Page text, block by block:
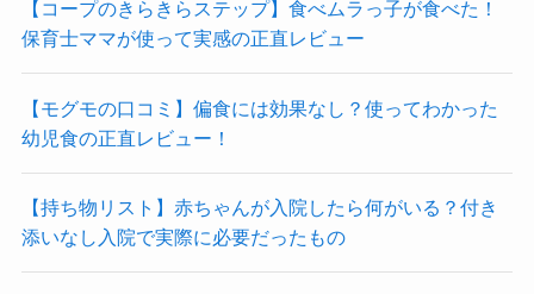
【コープのきらきらステップ】食べムラっ子が食べた！
保育士ママが使って実感の正直レビュー
【モグモの口コミ】偏食には効果なし？使ってわかった
幼児食の正直レビュー！
【持ち物リスト】赤ちゃんが入院したら何がいる？付き
添いなし入院で実際に必要だったもの